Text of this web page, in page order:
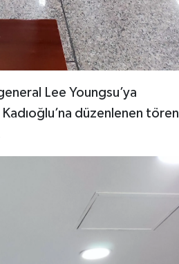
Lee Youngsu’ya
düzenlenen tören